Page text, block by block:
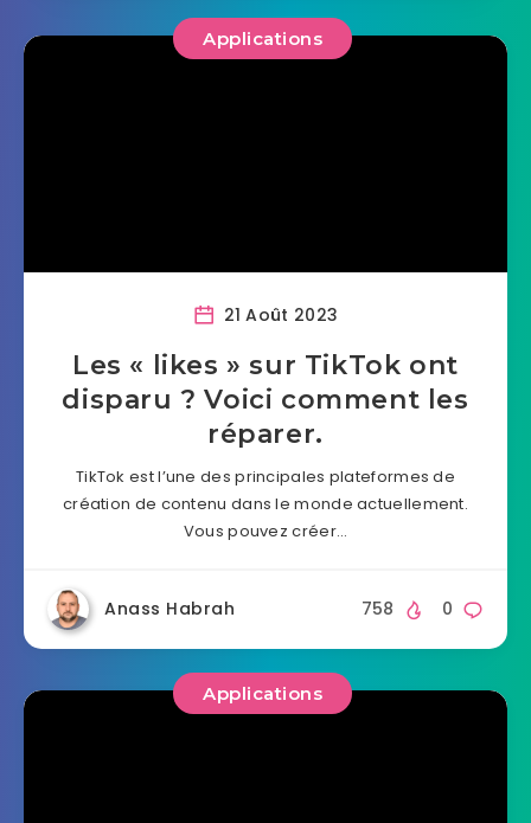
Applications
21 Août 2023
Les « likes » sur TikTok ont
disparu ? Voici comment les
réparer.
TikTok est l’une des principales plateformes de
création de contenu dans le monde actuellement.
Vous pouvez créer…
Anass Habrah 0
758
Applications